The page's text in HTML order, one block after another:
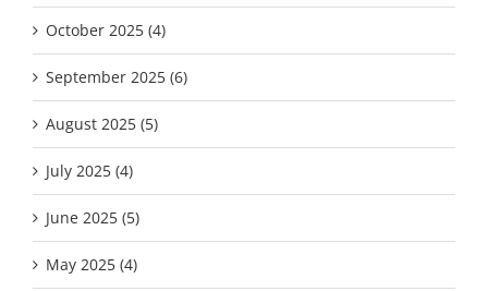
October 2025 (4)
September 2025 (6)
August 2025 (5)
July 2025 (4)
June 2025 (5)
May 2025 (4)